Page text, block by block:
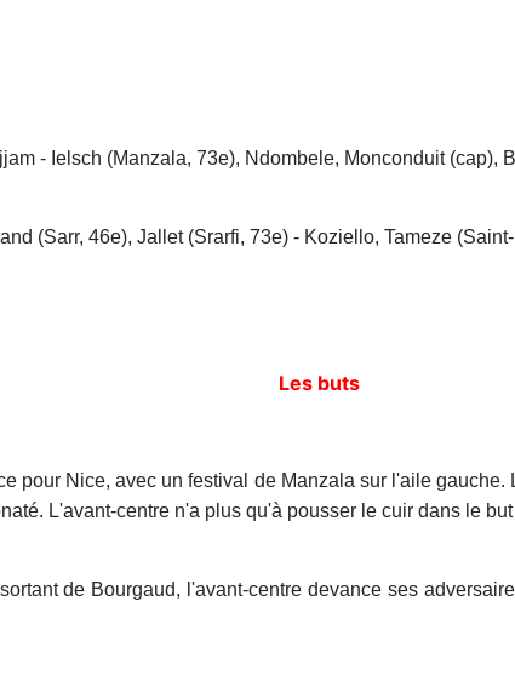
- Ielsch (Manzala, 73e), Ndombele, Monconduit (cap),
(Sarr, 46e), Jallet (Srarfi, 73e) - Koziello, Tameze
Les buts
pour Nice, avec un festival de Manzala sur l'aile
L'avant-centre n'a plus qu'à pousser le cuir dans le
de Bourgaud, l'avant-centre devance ses